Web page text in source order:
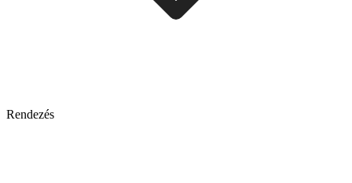
Rendezés